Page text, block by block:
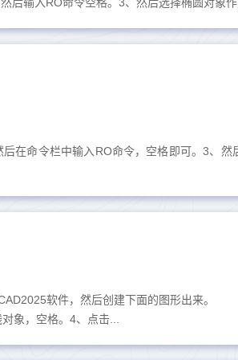
在命令栏中输入RO命令，空格即可。3、
软件，然后创建下面的图形出来。
象，空格。4、点击...